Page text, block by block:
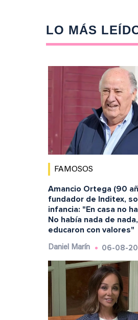
LO MÁS
FAMOSOS
Amancio Ortega (90
fundador de Inditex,
infancia: "En casa no
No había nada de
educaron con valores"
Daniel Marín 06-08-